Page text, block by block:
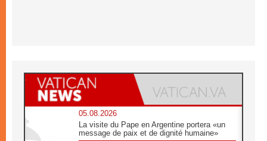
05.08.2026
La visite du Pape en Argentine portera «un
message de paix et de dignité humaine»